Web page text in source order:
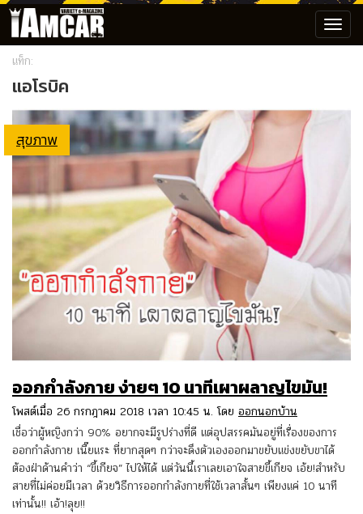
แท็ก:
แอโรบิค
สุขภาพ
ออกกำลังกาย ง่ายๆ 10 นาทีเผาผลาญไขมัน!
โพสต์เมื่อ 26 กรกฎาคม 2018 เวลา 10:45 น. โดย ออกนอกบ้าน
เชื่อว่าผู้หญิงกว่า 90% อยากจะมีรูปร่างที่ดี แต่อุปสรรคมันอยู่ที่เรื่องของการ
ออกกำลังกาย เนี๊ยแระ ที่ยากสุดๆ กว่าจะดึงตัวเองออกมาขยับแข่งขยับขาได้
ต้องฝ่าด้านคำว่า “ขี้เกียจ” ไปให้ได้ แต่วันนี้เราเลยเอาใจสายขี้เกียจ เอ้ย!สำหรับ
สายที่ไม่ค่อยมีเวลา ด้วยวิธีการออกกำลังกายที่ใช้เวลาสั้นๆ เพียงแค่ 10 นาที
เท่านั้น!! เอ้า!ลุย!!